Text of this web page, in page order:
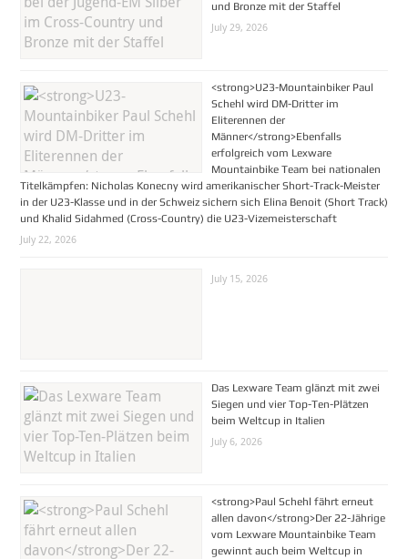
und Bronze mit der Staffel
July 29, 2026
<strong>U23-Mountainbiker Paul
Schehl wird DM-Dritter im
Eliterennen der
Männer</strong>Ebenfalls
erfolgreich vom Lexware
Mountainbike Team bei nationalen
Titelkämpfen: Nicholas Konecny wird amerikanischer Short-Track-Meister
in der U23-Klasse und in der Schweiz sichern sich Elina Benoit (Short Track)
und Khalid Sidahmed (Cross-Country) die U23-Vizemeisterschaft
July 22, 2026
July 15, 2026
Das Lexware Team glänzt mit zwei
Siegen und vier Top-Ten-Plätzen
beim Weltcup in Italien
July 6, 2026
<strong>Paul Schehl fährt erneut
allen davon</strong>Der 22-Jährige
vom Lexware Mountainbike Team
gewinnt auch beim Weltcup in